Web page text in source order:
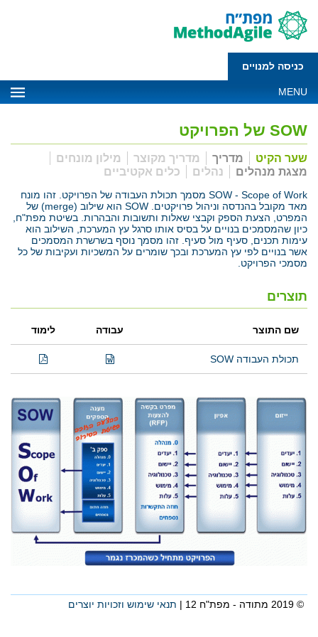
כניסה למנויים
MENU
SOW של הפרויקט
שער הקיט מדריך מדריך מקוצר
מילון מונחים
מצגת מנהלים
נהלים כלים אקטיביים
SOW - Scope of Work מסמך תכולת העבודה של הפרויקט. זהו מונח
מאד מקובל בהנדסה וניהול פרויקטים. SOW הוא שילוב (merge) של
המפרט, הצעת הספק וקבצי שאלות ותשובות והבהרות. בשיטת מפת"ח,
כיון שהמסמכים בנויים על בסיס אותו סרגל עץ המערכת, השילוב הוא
עימות תכנים, סעיף מול סעיף. זהו מסמך נוסף בשרשרת המסמכים
אשר בנויים לפי עץ המערכת ובכך שומרים על המשכיות ועקיבות של כל
מסמכי הפרויקט.
תוצרים
שם התוצר עבודה לימוד
תכולת העבודה SOW
© 2019 מתודה - מפת"ח 12 | תנאי שימוש וזכויות יוצרים